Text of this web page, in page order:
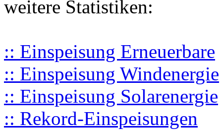
weitere Statistiken:
:: Einspeisung Erneuerbare
:: Einspeisung Windenergie
:: Einspeisung Solarenergie
:: Rekord-Einspeisungen